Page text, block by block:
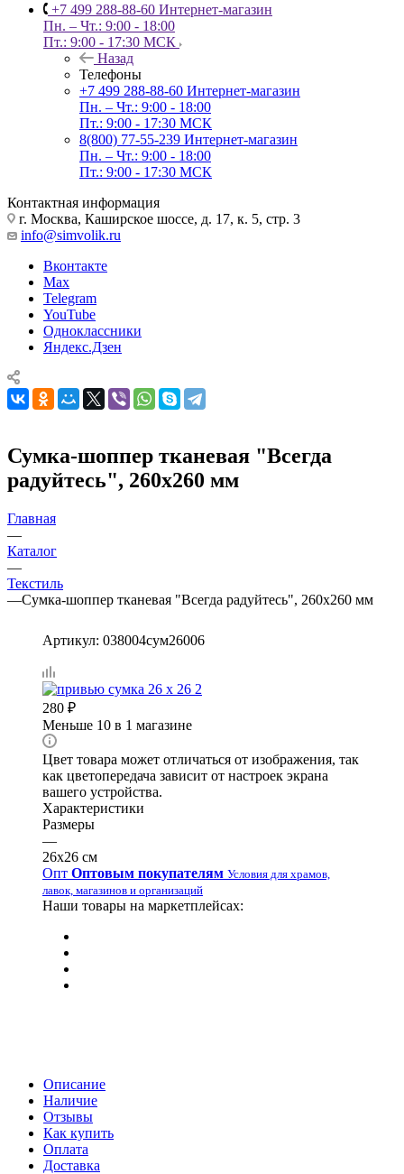
+7 499 288-88-60 Интернет-магазин
Пн. – Чт.: 9:00 - 18:00
Пт.: 9:00 - 17:30 МСК
Назад
Телефоны
+7 499 288-88-60 Интернет-магазин
Пн. – Чт.: 9:00 - 18:00
Пт.: 9:00 - 17:30 МСК
8(800) 77-55-239 Интернет-магазин
Пн. – Чт.: 9:00 - 18:00
Пт.: 9:00 - 17:30 МСК
Контактная информация
г. Москва, Каширское шоссе, д. 17, к. 5, стр. 3
info@simvolik.ru
Вконтакте
Max
Telegram
YouTube
Одноклассники
Яндекс.Дзен
Сумка-шоппер тканевая "Всегда
радуйтесь", 260х260 мм
Главная
—
Каталог
—
Текстиль
—Сумка-шоппер тканевая "Всегда радуйтесь", 260х260 мм
Артикул: 038004сум26006
280 ₽
Меньше 10 в 1 магазине
Цвет товара может отличаться от изображения, так
как цветопередача зависит от настроек экрана
вашего устройства.
Характеристики
Размеры
—
26х26 см
Опт Оптовым покупателям Условия для храмов,
лавок, магазинов и организаций
Наши товары на маркетплейсах:
Описание
Наличие
Отзывы
Как купить
Оплата
Доставка